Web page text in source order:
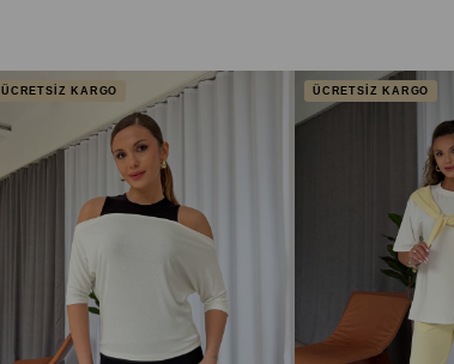
ÜCRETSİZ KARGO ÜCRETSİZ KARGO